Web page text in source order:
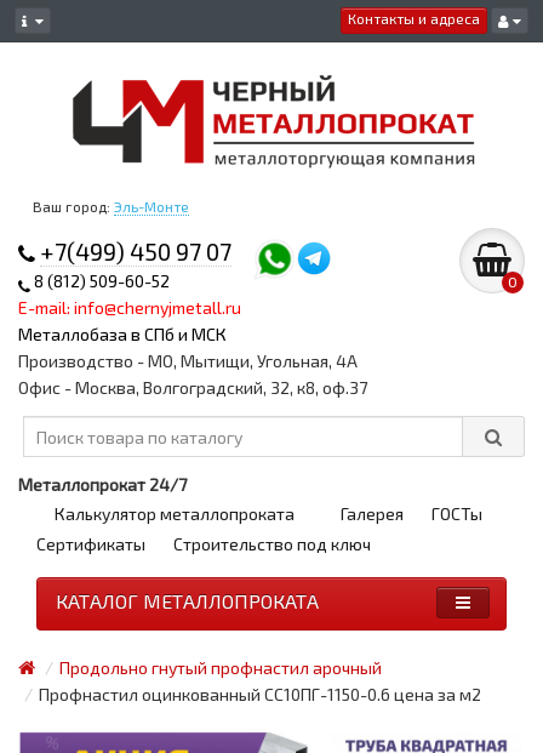
Контакты и адреса
Ваш город: Эль-Монте
+7(499) 450 97 07
8 (812) 509-60-52
E-mail: info@chernyjmetall.ru
Металлобаза в СПб и МСК
0
Производство - МО, Мытищи, Угольная, 4А
Офис - Москва, Волгоградский, 32, к8, оф.37
Металлопрокат 24/7
Калькулятор металлопроката
Галерея
ГОСТы
Сертификаты
Строительство под ключ
КАТАЛОГ МЕТАЛЛОПРОКАТА
Продольно гнутый профнастил арочный
Профнастил оцинкованный СС10ПГ-1150-0.6 цена за м2